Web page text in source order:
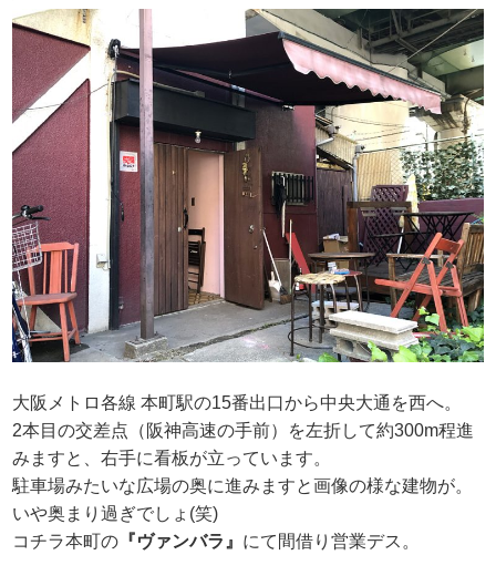
大阪メトロ各線 本町駅の15番出口から中央大通を西へ。
2本目の交差点（阪神高速の手前）を左折して約300m程進
みますと、右手に看板が立っています。
駐車場みたいな広場の奥に進みますと画像の様な建物が。
いや奥まり過ぎでしょ(笑)
コチラ本町の 『ヴァンバラ』 にて間借り営業デス。